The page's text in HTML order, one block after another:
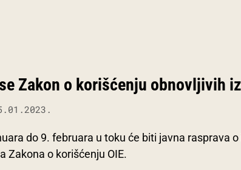
Zakon o korišćenju obnovljivih
do 9. februara u toku će biti javna rasprava
Zakona o korišćenju OIE.